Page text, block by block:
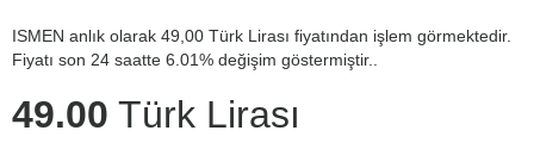
ISMEN anlık olarak 49,00 Türk Lirası fiyatından işlem görmektedir.
Fiyatı son 24 saatte 6.01% değişim göstermiştir..
49.00 Türk Lirası